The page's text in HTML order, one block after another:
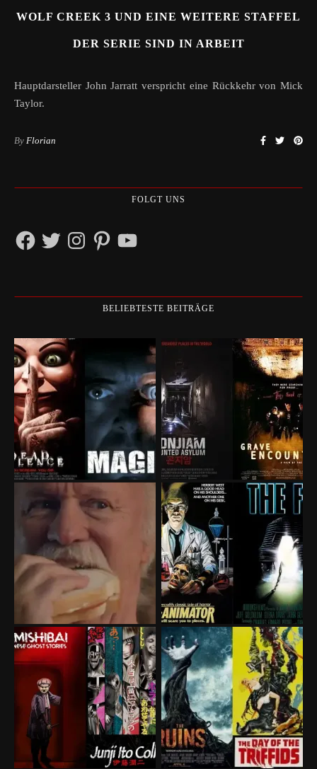
WOLF CREEK 3 UND EINE WEITERE STAFFEL
DER SERIE SIND IN ARBEIT
Hauptdarsteller John Jarratt verspricht eine Rückkehr von Mick
Taylor.
By Florian
FOLGT UNS
FacebookTwitterInstagramPinterestYouTube
BELIEBTESTE BEITRÄGE